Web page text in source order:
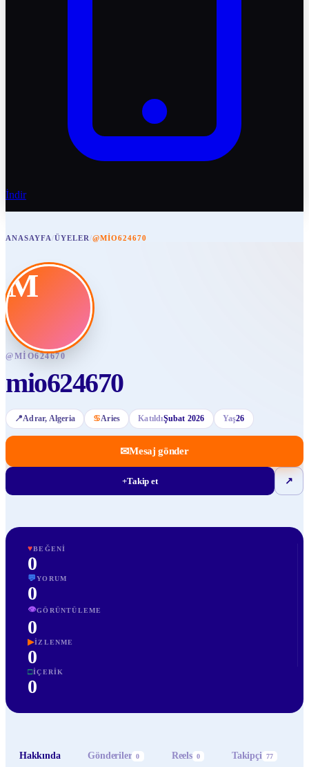
İndir
ANASAYFA/ÜYELER/@MIO624670
M
@MIO624670
mio624670
📍Adrar, Algeria ♋Aries KatıldıŞubat 2026 Yaş26
✉Mesaj gönder
+Takip et ↗
♥BEĞENI
0
💬YORUM
0
👁GÖRÜNTÜLEME
0
▶İZLENME
0
□İÇERIK
0
Hakkında Gönderiler 0 Reels 0 Takipçi 77